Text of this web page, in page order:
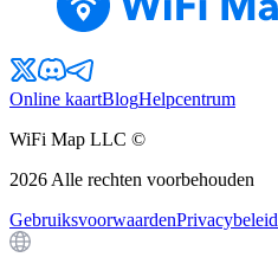
Online kaartBlogHelpcentrum
WiFi Map LLC ©
2026 Alle rechten voorbehouden
GebruiksvoorwaardenPrivacybeleid